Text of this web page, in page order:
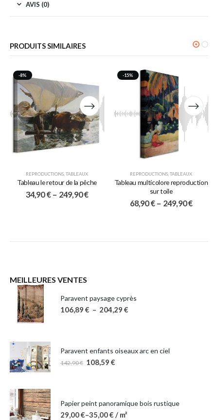
AVIS (0)
PRODUITS SIMILAIRES
-8%
REPRODUCTIONS TABLEAUX
Tableau le retour de la pêche
34,90€ – 249,90€
-15%
REPRODUCTIONS TABLEAUX
Tableau multicolore reproduction
sur toile
68,90€ – 249,90€
MEILLEURES VENTES
Paravent paysage cyprès
106,89 € – 204,29 €
Paravent enfants oiseaux arc en ciel
142,90€ 108,59 €
Papier peint panoramique bois rustique
29,00€–35,00€ / m²